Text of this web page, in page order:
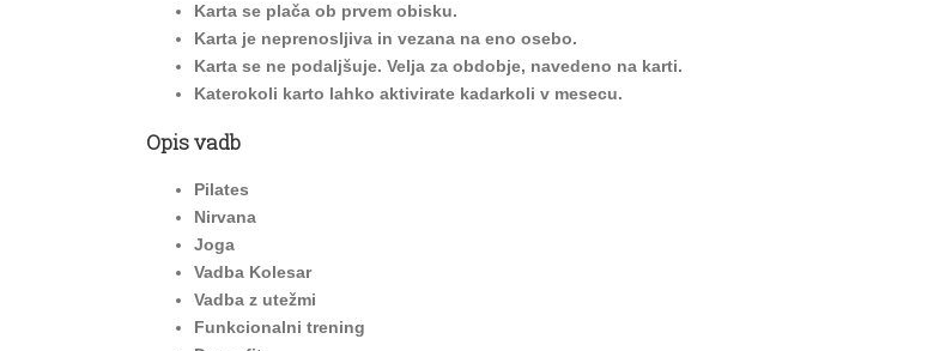
Karta se plača ob prvem obisku.
Karta je neprenosljiva in vezana na eno osebo.
Karta se ne podaljšuje. Velja za obdobje, navedeno na karti.
Katerokoli karto lahko aktivirate kadarkoli v mesecu.
Opis vadb
Pilates
Nirvana
Joga
Vadba Kolesar
Vadba z utežmi
Funkcionalni trening